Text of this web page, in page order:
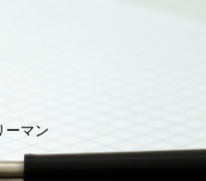
ーマン